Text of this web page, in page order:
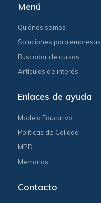
Menú
Quiénes somos
Soluciones para empresas
Buscador de cursos
Artículos de interés
Enlaces de ayuda
Modelo Educativo
Políticas de Calidad
MPD
Memorias
Contacto